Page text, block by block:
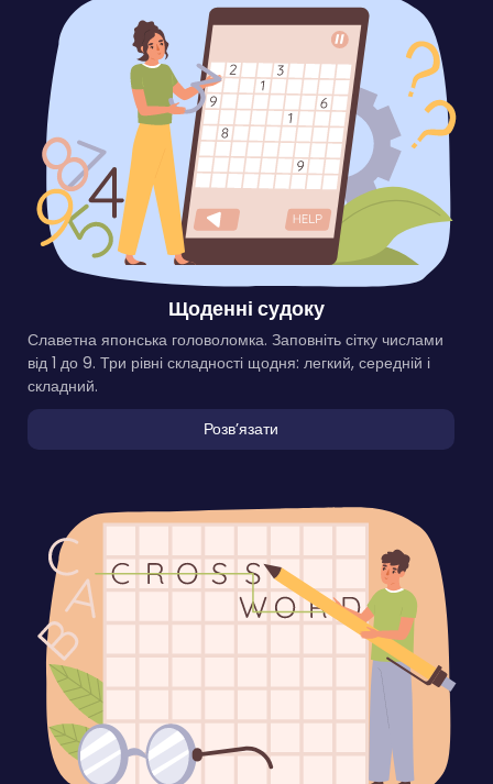
Щоденні судоку
Славетна японська головоломка. Заповніть сітку числами
від 1 до 9. Три рівні складності щодня: легкий, середній і
складний.
Розвʼязати